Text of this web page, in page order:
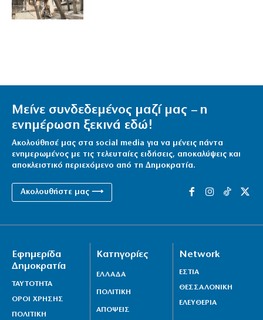
Μείνε συνδεδεμένος μαζί μας – η
ενημέρωση ξεκινά εδώ!
Ακολούθησέ μας στα social media για να μένεις πάντα
ενημερωμένος με τις τελευταίες ειδήσεις, αποκαλύψεις και
αποκλειστικό περιεχόμενο από τη Δημοκρατία.
Ακολουθήστε μας ⟶
Εφημερίδα
Δημοκρατία
ΤΑΥΤΟΤΗΤΑ
ΟΡΟΙ ΧΡΗΣΗΣ
ΠΟΛΙΤΙΚΗ
Κατηγορίες
ΕΛΛΑΔΑ
ΠΟΛΙΤΙΚΗ
ΑΠΟΨΕΙΣ
Network
ΕΣΤΙΑ
ΘΕΣΣΑΛΟΝΙΚΗ
ΕΛΕΥΘΕΡΙΑ